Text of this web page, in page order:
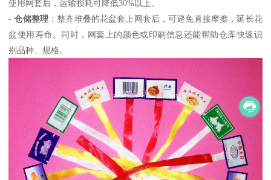
使用网套后，运输损耗可降低30%以上。
-仓储整理 ：整齐堆叠的花盆套上网套后，可避免直接摩擦，延长花
盆使用寿命。同时，网套上的颜色或印刷信息还能帮助仓库快速识
别品种、规格。